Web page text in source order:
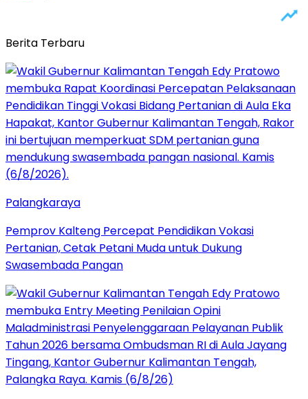
Berita Terbaru
Palangkaraya
Pemprov Kalteng Percepat Pendidikan Vokasi
Pertanian, Cetak Petani Muda untuk Dukung
Swasembada Pangan